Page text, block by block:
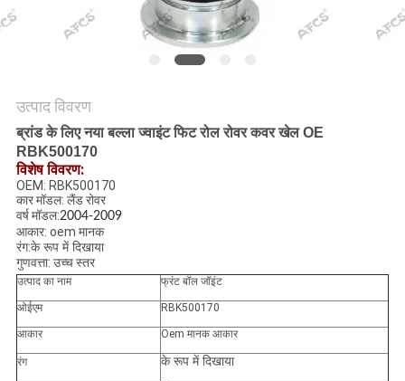
गोपनीयता
उत्पाद विवरण
ब्रांड के लिए नया बल्ला ज्वाइंट फिट रोल रोवर कवर खेल OE
RBK500170
विशेष विवरण:
OEM: RBK500170
कार मॉडल: लैंड रोवर
वर्ष मॉडल:2004-2009
आकार: oem मानक
रंग:के रूप में दिखाया
गुणवत्ता: उच्च स्तर
उत्पाद का नाम फ्रंट बॉल जॉइंट
ओईएम RBK500170
आकार Oem मानक आकार
रंग के रूप में दिखाया